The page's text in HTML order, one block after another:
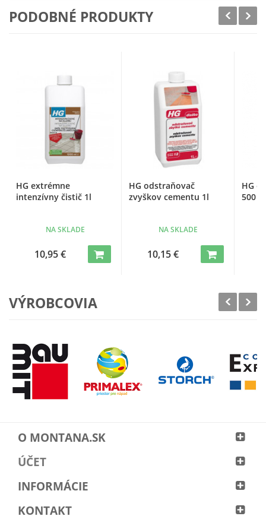
PODOBNÉ PRODUKTY
HG extrémne
intenzívny čistič 1l
NA SKLADE
10,95 €
HG odstraňovač
zvyškov cementu 1l
NA SKLADE
10,15 €
HG
500
VÝROBCOVIA
O MONTANA.SK
ÚČET
INFORMÁCIE
KONTAKT